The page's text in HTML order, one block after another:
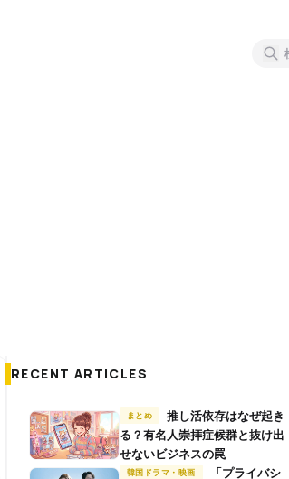
RECENT ARTICLES
まとめ
推し活依存はなぜ起き
る？有名人崇拝症候群と抜け出
せないビジネスの罠
韓国ドラマ・映画